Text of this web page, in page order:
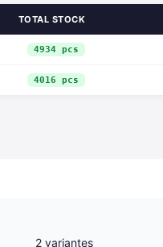
TOTAL STOCK
4934 pcs
4016 pcs
2 variantes